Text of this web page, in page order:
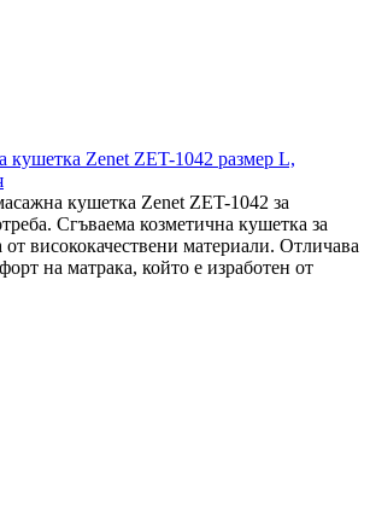
кушетка Zenet ZET-1042 размер L,
кушетка Zenet ZET-1042 за
Сгъваема козметична кушетка за
висококачествени материали. Отличава
на матрака, който е изработен от